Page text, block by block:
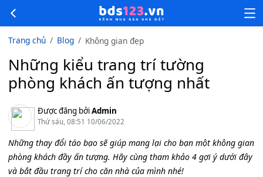
Trang chủ Blog Không gian đẹp
Những kiểu trang trí tường
phòng khách ấn tượng nhất
Được đăng bởiAdmin
Thứ sáu, 08:51 10/06/2022
Những thay đổi táo bạo sẽ giúp mang lại cho bạn một không gian
phòng khách đầy ấn tượng. Hãy cùng tham khảo 4 gợi ý dưới đây
và bắt đầu trang trí cho căn nhà của mình nhé!